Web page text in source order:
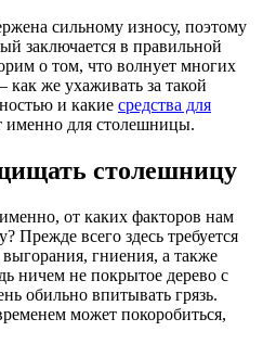
сильному износу, поэтому
заключается в правильной
о том, что волнует многих
же ухаживать за такой
и какие средства для
именно для столешницы.
столешницу
от каких факторов нам
всего здесь требуется
гниения, а также
ничем не покрытое дерево с
обильно впитывать грязь.
может покоробиться,